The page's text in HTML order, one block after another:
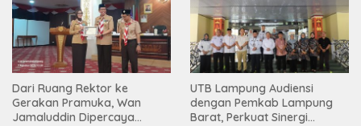
Dari Ruang Rektor ke
Gerakan Pramuka, Wan
Jamaluddin Dipercaya
UTB Lampung Audiensi
dengan Pemkab Lampung
Barat, Perkuat Sinergi